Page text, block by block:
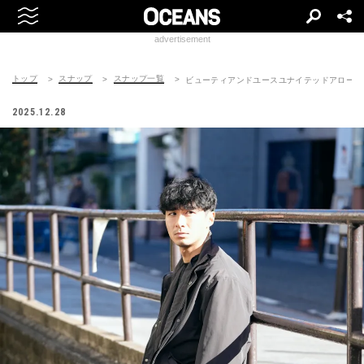
advertisement
トップ スナップ スナップ一覧 ビューティアンドユースユナイテッドアロー
2025.12.28